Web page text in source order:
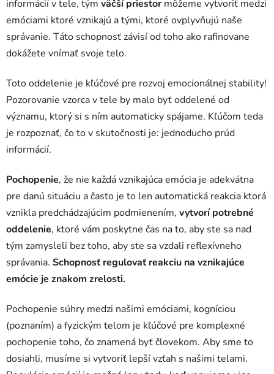
informácií v tele, tým väčší priestor môžeme vytvoriť medzi
emóciami ktoré vznikajú a tými, ktoré ovplyvňujú naše
správanie. Táto schopnosť závisí od toho ako rafinovane
dokážete vnímať svoje telo.
Toto oddelenie je kľúčové pre rozvoj emocionálnej stability!
Pozorovanie vzorca v tele by malo byť oddelené od
významu, ktorý si s ním automaticky spájame. Kľúčom teda
je rozpoznať, čo to v skutočnosti je: jednoducho prúd
informácií.
Pochopenie, že nie každá vznikajúca emócia je adekvátna
pre danú situáciu a často je to len automatická reakcia ktorá
vznikla predchádzajúcim podmienením, vytvorí potrebné
oddelenie, ktoré vám poskytne čas na to, aby ste sa nad
tým zamysleli bez toho, aby ste sa vzdali reflexívneho
správania. Schopnosť regulovať reakciu na vznikajúce
emócie je znakom zrelosti.
Pochopenie súhry medzi našimi emóciami, kogníciou
(poznaním) a fyzickým telom je kľúčové pre komplexné
pochopenie toho, čo znamená byť človekom. Aby sme to
dosiahli, musíme si vytvoriť lepší vzťah s našimi telami.